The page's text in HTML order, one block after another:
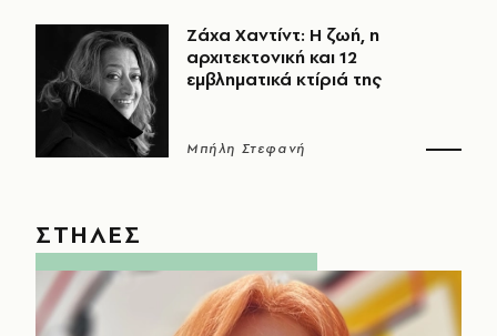
Ζάχα Χαντίντ: Η ζωή, η
αρχιτεκτονική και 12
εμβληματικά κτίριά της
Μπήλη Στεφανή
ΣΤΗΛΕΣ